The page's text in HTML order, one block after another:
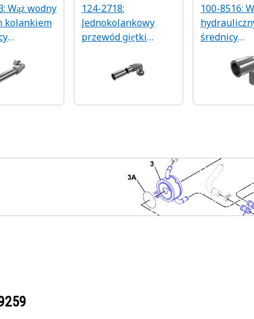
Wąż wodny
kolankiem
124-2718:
Jednokolankowy
przewód giętki
wewnętrznej 25,40
100-8516:
średnicy